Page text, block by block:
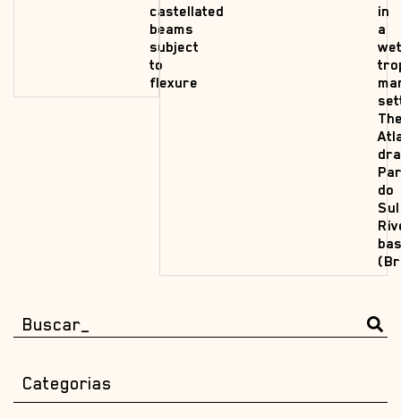
castellated
beams
subject
to
flexure
in
a
wet
do
Sul
Categorias